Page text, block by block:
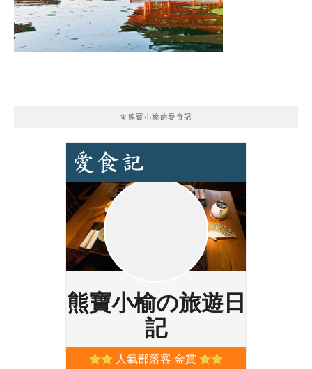
🧚熊寶小榆的愛食記